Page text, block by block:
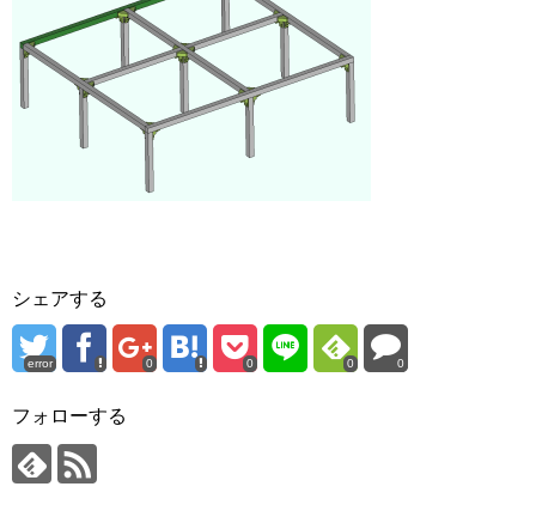
シェアする
error 0 0 0 0
フォローする